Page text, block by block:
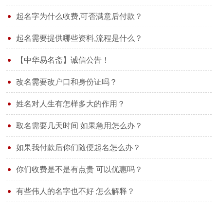
起名字为什么收费,可否满意后付款？
起名需要提供哪些资料,流程是什么？
【中华易名斋】诚信公告！
改名需要改户口和身份证吗？
姓名对人生有怎样多大的作用？
取名需要几天时间 如果急用怎么办？
如果我付款后你们随便起名怎么办？
你们收费是不是有点贵 可以优惠吗？
有些伟人的名字也不好 怎么解释？